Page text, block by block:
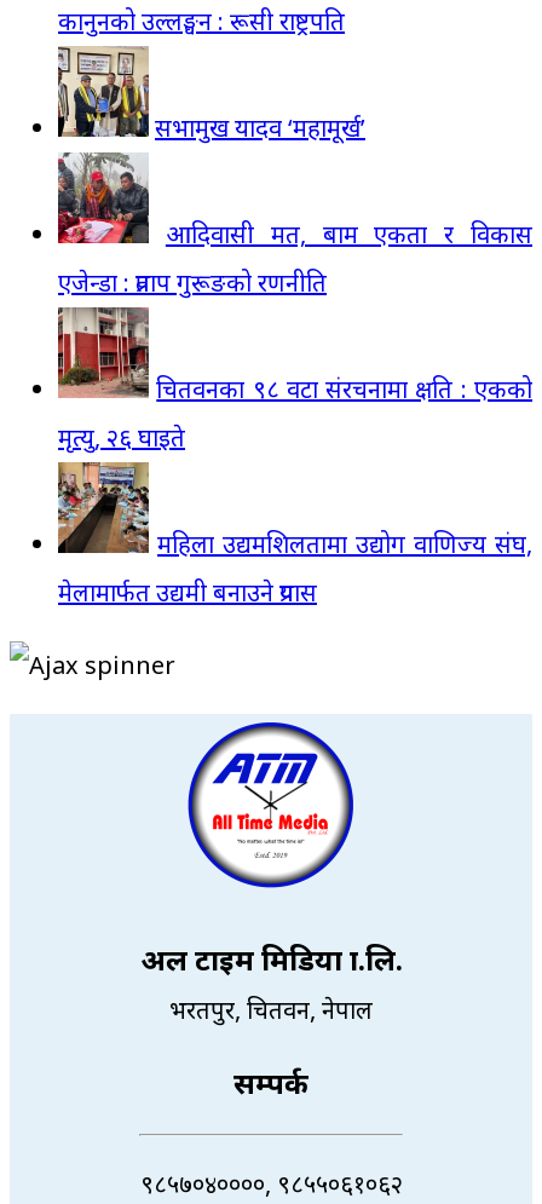
कानुनको उल्लङ्घन : रूसी राष्ट्रपति
सभामुख यादव ‘महामूर्ख’
आदिवासी मत, बाम एकता र विकास
एजेन्डा : प्रताप गुरूङको रणनीति
चितवनका ९८ वटा संरचनामा क्षति : एकको
मृत्यु, २६ घाइते
महिला उद्यमशिलतामा उद्योग वाणिज्य संघ,
मेलामार्फत उद्यमी बनाउने प्रयास
अल टाइम मिडिया प्रा.लि.
भरतपुर, चितवन, नेपाल
सम्पर्क
९८५७०४००००, ९८५५०६१०६२